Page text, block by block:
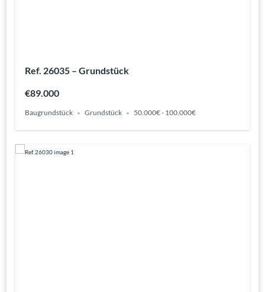
Ref. 26035 – Grundstück
€89.000
Baugrundstück Grundstück 50.000€ - 100.000€